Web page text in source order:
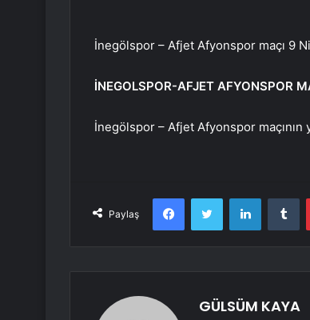
İnegölspor – Afjet Afyonspor maçı 9
İNEGOLSPOR-AFJET AFYONSPOR
İnegölspor – Afjet Afyonspor maçının
Paylaş
FacebookTwitter LinkedIn
GÜLSÜM KAYA